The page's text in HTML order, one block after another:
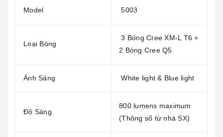
Model 5003
Loại Bóng
3 Bóng Cree XM-L T6 +
2 Bóng Cree Q5
Ánh Sáng White light & Blue light
Độ Sáng
800 lumens maximum
(Thông số từ nhà SX)